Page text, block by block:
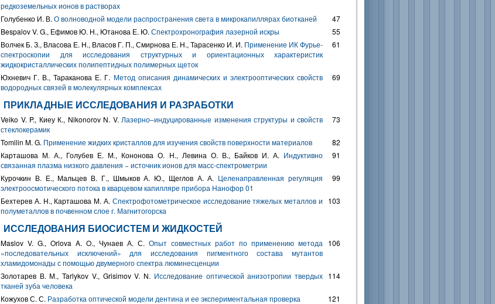
редкоземельных ионов в растворах
Голубенко И. В. О волноводной модели распространения света в микрокапиллярах биотканей
47
Bespalov V. G., Ефимов Ю. Н., Ютанова Е. Ю. Спектрохронография лазерной искры
55
Волчек Б. З., Власова Е. Н., Власов Г. П., Смирнова Е. Н., Тарасенко И. И. Применение ИК Фурье-
спектроскопии для исследования структурных и ориентационных характеристик
жидкокристаллических полипептидных полимерных щеток
61
Юхневич Г. В., Тараканова Е. Г. Метод описания динамических и электрооптических свойств
водородных связей в молекулярных комплексах
69
ПРИКЛАДНЫЕ ИССЛЕДОВАНИЯ И РАЗРАБОТКИ
Veiko V. P., Киеу К., Nikonorov N. V. Лазерно–индуцированные изменения структуры и свойств
стеклокерамик
73
Tomilin M. G. Применение жидких кристаллов для изучения свойств поверхности материалов
82
Карташова М. А., Голубев Е. М., Кононова О. Н., Левина О. В., Байков И. А. Индуктивно
связанная плазма низкого давления − источник ионов для масс-спектрометрии
91
Курочкин В. Е., Мальцев В. Г., Шмыков А. Ю., Щеглов А. А. Целенаправленная регуляция
электроосмотического потока в кварцевом капилляре прибора Нанофор 01
99
Бехтерев А. Н., Карташова М. А. Спектрофотометрическое исследование тяжелых металлов и
полуметаллов в почвенном слое г. Магнитогорска
103
ИССЛЕДОВАНИЯ БИОСИСТЕМ И ЖИДКОСТЕЙ
Maslov V. G., Orlova A. O., Чунаев А. С. Опыт совместных работ по применению метода
«последовательных исключений» для исследования пигментного состава мутантов
хламидомонады с помощью двумерного спектра люминесценции
106
Золотарев В. М., Tarlykov V., Grisimov V. N. Исследование оптической анизотропии твердых
тканей зуба человека
114
Кожухов С. С. Разработка оптической модели дентина и ее экспериментальная проверка
121